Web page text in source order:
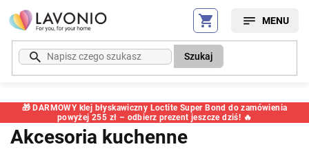
Przejść
do
treści
🎁 DARMOWY klej błyskawiczny Loctite Super Bond do zamówienia
powyżej 255 zł – odbierz prezent jeszcze dziś! 🔥
Szukaj
Akcesoria kuchenne